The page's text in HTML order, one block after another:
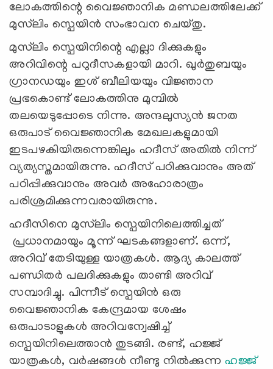
ലോകത്തിന്റെ വൈജ്ഞാനിക മണ്ഡലത്തിലേക്ക്
മുസ്‍ലിം സ്പെയിൻ സംഭാവന ചെയ്തു.
മുസ്‌ലിം സ്പെയിനിന്റെ എല്ലാ ദിക്കുകളും
അറിവിന്റെ പറുദീസകളായി മാറി. ഖുർതുബയും
ഗ്രാനഡയും ഇശ് ബീലിയയും വിജ്ഞാന
പ്രഭകൊണ്ട് ലോകത്തിനു മുമ്പിൽ
തലയെടുപ്പോടെ നിന്നു. അന്ദലുസ്യൻ ജനത
ഒരുപാട് വൈജ്ഞാനിക മേഖലകളുമായി
ഇടപഴകിയിരുന്നെങ്കിലും ഹദീസ് അതിൽ നിന്ന്
വ്യത്യസ്തമായിരുന്നു. ഹദീസ് പഠിക്കുവാനും അത്
പഠിപ്പിക്കുവാനും അവർ അഹോരാത്രം
പരിശ്രമിക്കുന്നവരായിരുന്നു.
ഹദീസിനെ മുസ്‌ലിം സ്പെയിനിലെത്തിച്ചത്
പ്രധാനമായും മൂന്ന് ഘടകങ്ങളാണ്. ഒന്ന്,
അറിവ് തേടിയുള്ള യാത്രകൾ. ആദ്യ കാലത്ത്
പണ്ഡിതർ പലദിക്കുകളും താണ്ടി അറിവ്
സമ്പാദിച്ചു. പിന്നീട് സ്പെയിൻ ഒരു
വൈജ്ഞാനിക കേന്ദ്രമായ ശേഷം
ഒരുപാടാളുകൾ അറിവന്വേഷിച്ച്
സ്പെയിനിലെത്താൻ തുടങ്ങി. രണ്ട്, ഹജ്ജ്
യാത്രകൾ, വർഷങ്ങൾ നീണ്ടു നിൽക്കുന്നഹജ്ജ്